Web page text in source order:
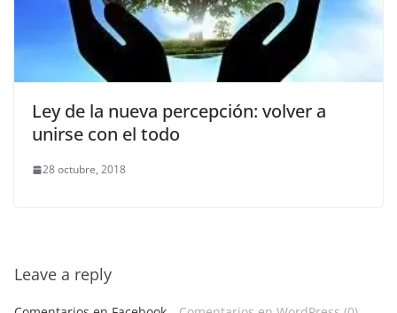
Ley de la nueva percepción: volver a
unirse con el todo
28 octubre, 2018
Leave a reply